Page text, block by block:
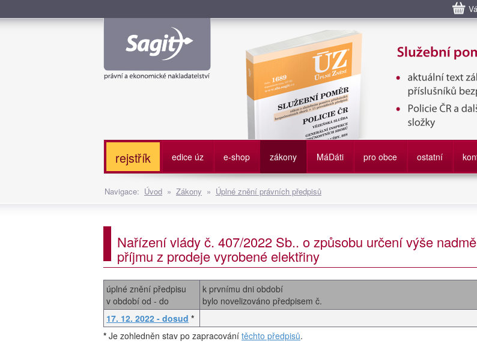
Služební poměr příslušníků bezpečnostních sborů, Policie
služby
rejstřík edice úz e-shop zákony MáDáti pro obce ostatní
Navigace: Úvod » Zákony » Úplné znění právních předpisů
Nařízení vlády č. 407/2022 Sb.. o způsobu určení výše
příjmu z prodeje vyrobené elektřiny
úplné znění předpisu
v období od - do
k prvnímu dni období
bylo novelizováno předpisem č.
17. 12. 2022 - dosud *
* Je zohledněn stav po zapracování těchto předpisů.